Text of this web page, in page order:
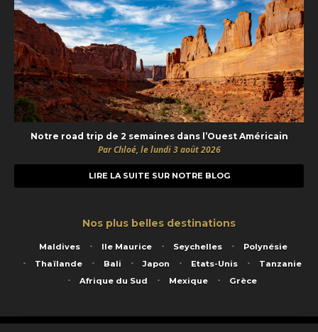
Notre road trip de 2 semaines dans l’Ouest Américain
Par Chloé, le lundi 3 août 2026
LIRE LA SUITE SUR NOTRE BLOG
Nos plus belles destinations
Maldives Ile Maurice Seychelles
Polynésie
Thaïlande
Bali Japon Etats-Unis
Tanzanie
Afrique du Sud
Mexique Grèce